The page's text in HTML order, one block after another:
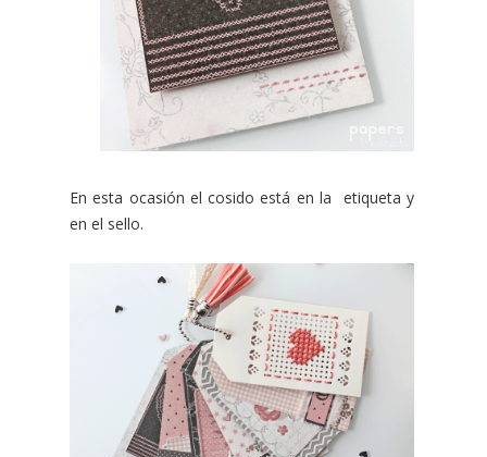
En esta ocasión el cosido está en la etiqueta y
en el sello.